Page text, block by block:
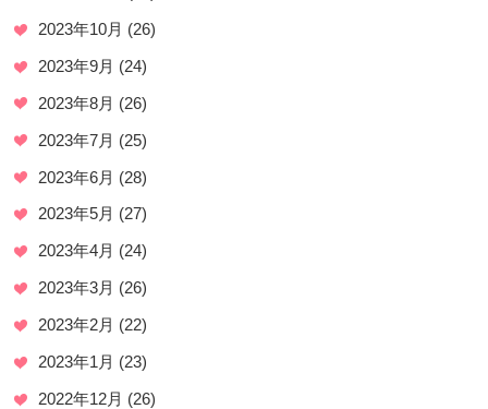
2023年10月 (26)
2023年9月 (24)
2023年8月 (26)
2023年7月 (25)
2023年6月 (28)
2023年5月 (27)
2023年4月 (24)
2023年3月 (26)
2023年2月 (22)
2023年1月 (23)
2022年12月 (26)